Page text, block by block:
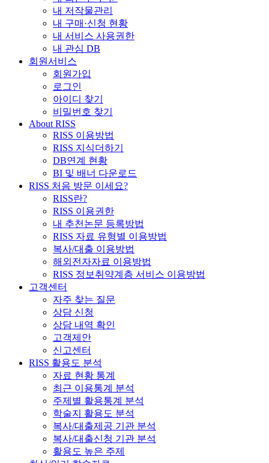
내 저작물관리
내 구매·신청 현황
내 서비스 사용권한
내 관심 DB
회원서비스
회원가입
로그인
아이디 찾기
비밀번호 찾기
About RISS
RISS 이용방법
RISS 지식더하기
DB연계 현황
BI 및 배너 다운로드
RISS 처음 방문 이세요?
RISS란?
RISS 이용권한
내 추천논문 등록방법
RISS 자료 유형별 이용방법
복사/대출 이용방법
해외전자자료 이용방법
RISS 정보취약계층 서비스 이용방법
고객센터
자주 찾는 질문
상담 신청
상담 내역 확인
고객제안
신고센터
RISS 활용도 분석
자료 현황 통계
최근 이용통계 분석
주제별 활용통계 분석
학술지 활용도 분석
복사/대출제공 기관 분석
복사/대출신청 기관 분석
활용도 높은 주제